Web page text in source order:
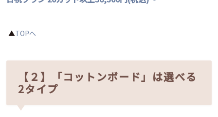
▲TOPへ
【２】「コットンボード」は選べる
2タイプ